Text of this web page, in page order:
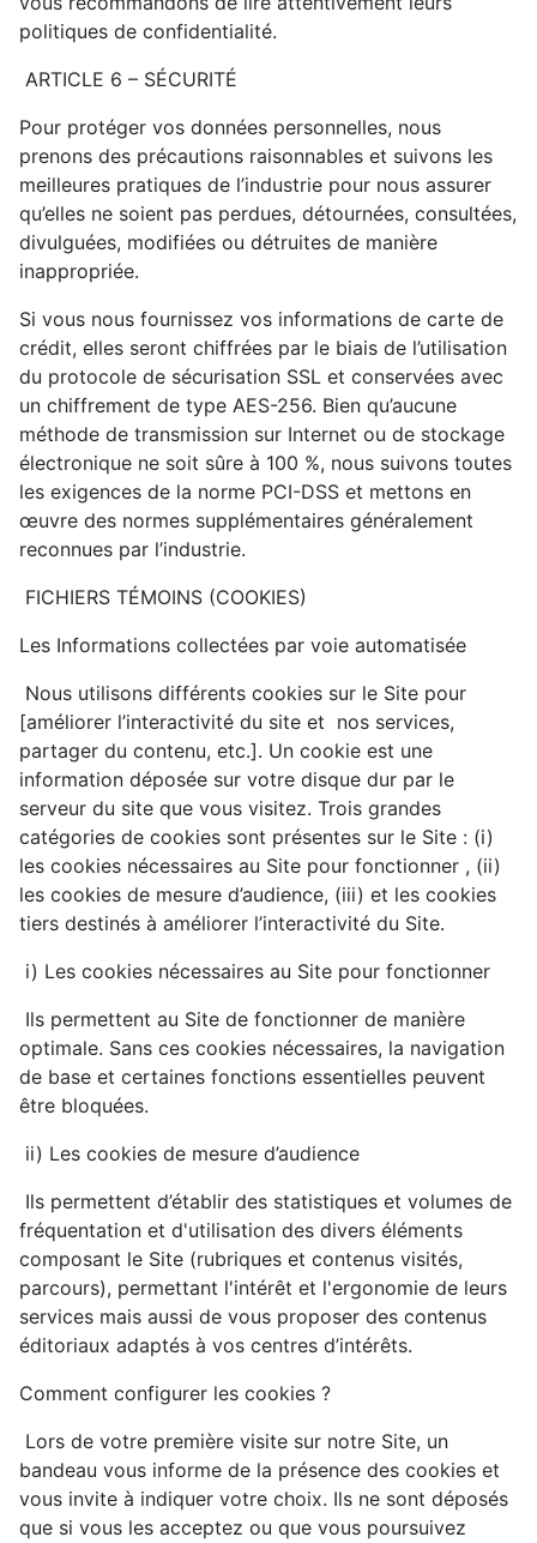
politiques de confidentialité.
ARTICLE 6 – SÉCURITÉ
Pour protéger vos données personnelles, nous
prenons des précautions raisonnables et suivons les
meilleures pratiques de l’industrie pour nous assurer
qu’elles ne soient pas perdues, détournées, consultées,
divulguées, modifiées ou détruites de manière
inappropriée.
Si vous nous fournissez vos informations de carte de
crédit, elles seront chiffrées par le biais de l’utilisation
du protocole de sécurisation SSL et conservées avec
un chiffrement de type AES-256. Bien qu’aucune
méthode de transmission sur Internet ou de stockage
électronique ne soit sûre à 100 %, nous suivons toutes
les exigences de la norme PCI-DSS et mettons en
œuvre des normes supplémentaires généralement
reconnues par l’industrie.
FICHIERS TÉMOINS (COOKIES)
Les Informations collectées par voie automatisée
Nous utilisons différents cookies sur le Site pour
[améliorer l’interactivité du site et nos services,
partager du contenu, etc.]. Un cookie est une
information déposée sur votre disque dur par le
serveur du site que vous visitez. Trois grandes
catégories de cookies sont présentes sur le Site : (i)
les cookies nécessaires au Site pour fonctionner , (ii)
les cookies de mesure d’audience, (iii) et les cookies
tiers destinés à améliorer l’interactivité du Site.
i) Les cookies nécessaires au Site pour fonctionner
Ils permettent au Site de fonctionner de manière
optimale. Sans ces cookies nécessaires, la navigation
de base et certaines fonctions essentielles peuvent
être bloquées.
ii) Les cookies de mesure d’audience
Ils permettent d’établir des statistiques et volumes de
fréquentation et d'utilisation des divers éléments
composant le Site (rubriques et contenus visités,
parcours), permettant l'intérêt et l'ergonomie de leurs
services mais aussi de vous proposer des contenus
éditoriaux adaptés à vos centres d’intérêts.
Comment configurer les cookies ?
Lors de votre première visite sur notre Site, un
bandeau vous informe de la présence des cookies et
vous invite à indiquer votre choix. Ils ne sont déposés
que si vous les acceptez ou que vous poursuivez